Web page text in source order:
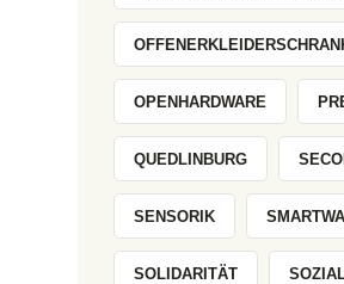
OPENHARDWARE
QUEDLINBURG
SENSORIK
SOLIDARITÄT